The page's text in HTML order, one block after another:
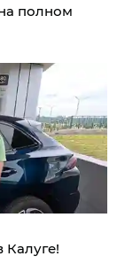
полном
Калуге!